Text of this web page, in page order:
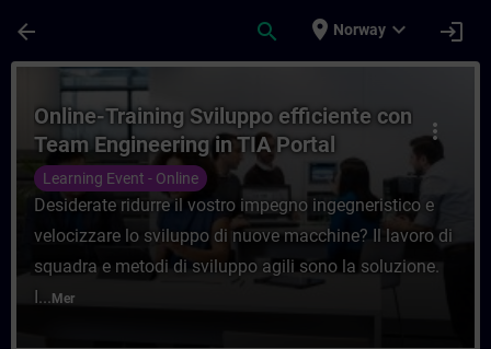
arrow_back search place Norway expand_more login
Kurs - Online-Training Sviluppo
more_vert
Online-Training Sviluppo efficiente con
Team Engineering in TIA Portal
Learning Event - Online
Desiderate ridurre il vostro impegno ingegneristico e
velocizzare lo sviluppo di nuove macchine? Il lavoro di
squadra e metodi di sviluppo agili sono la soluzione.
I... Mer